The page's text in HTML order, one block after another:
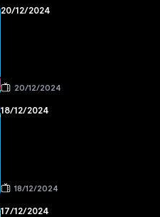
20/12/2024
20/12/2024
18/12/2024
18/12/2024
17/12/2024